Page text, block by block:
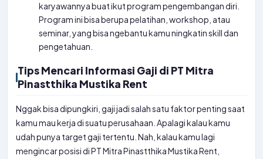
karyawannya buat ikut program pengembangan diri.
Program ini bisa berupa pelatihan, workshop, atau
seminar, yang bisa ngebantu kamu ningkatin skill dan
pengetahuan.
Tips Mencari Informasi Gaji di PT Mitra
Pinastthika Mustika Rent
Nggak bisa dipungkiri, gaji jadi salah satu faktor penting saat
kamu mau kerja di suatu perusahaan. Apalagi kalau kamu
udah punya target gaji tertentu. Nah, kalau kamu lagi
mengincar posisi di PT Mitra Pinastthika Mustika Rent,